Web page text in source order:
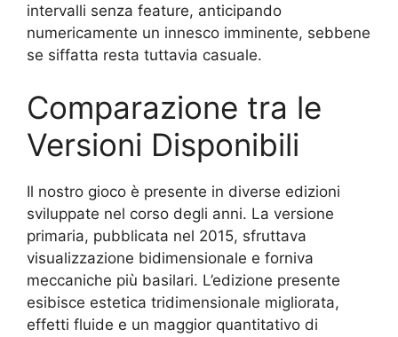
intervalli senza feature, anticipando
numericamente un innesco imminente, sebbene
se siffatta resta tuttavia casuale.
Comparazione tra le
Versioni Disponibili
Il nostro gioco è presente in diverse edizioni
sviluppate nel corso degli anni. La versione
primaria, pubblicata nel 2015, sfruttava
visualizzazione bidimensionale e forniva
meccaniche più basilari. L’edizione presente
esibisce estetica tridimensionale migliorata,
effetti fluide e un maggior quantitativo di